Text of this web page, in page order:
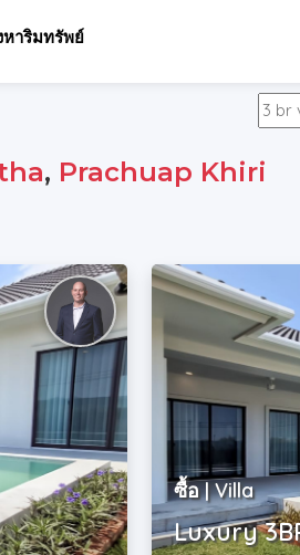
หาริมทรัพย์
, Prachuap Khiri
ซื้อ | Villa
Luxury